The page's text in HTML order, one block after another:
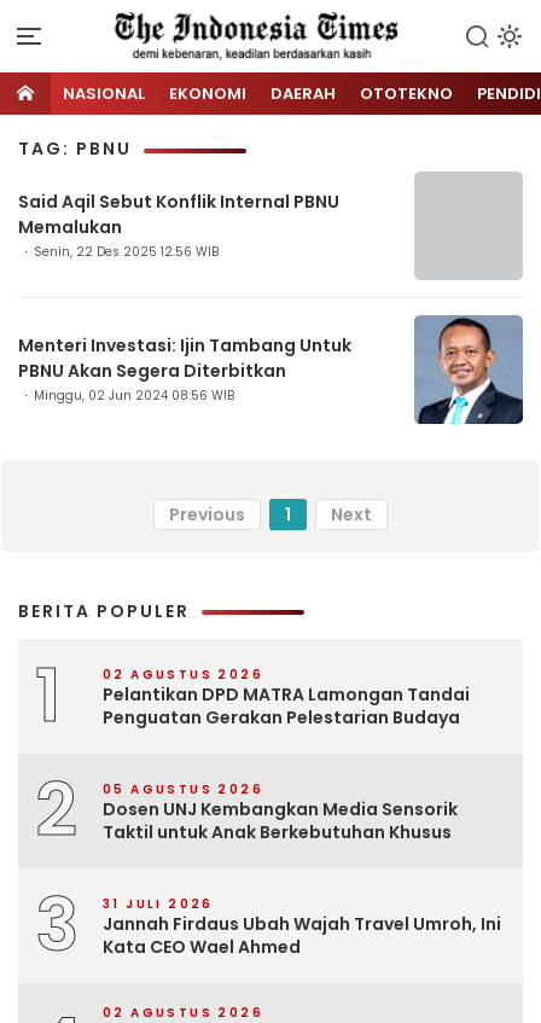
NASIONAL EKONOMI DAERAH OTOTEKNO
TAG: PBNU
Said Aqil Sebut Konflik Internal PBNU
Memalukan
Senin, 22 Des 2025 12:56 WIB
Menteri Investasi: Ijin Tambang Untuk
PBNU Akan Segera Diterbitkan
Minggu, 02 Jun 2024 08:56 WIB
Previous 1 Next
BERITA POPULER
1 02 AGUSTUS 2026
Pelantikan DPD MATRA Lamongan Tandai
Penguatan Gerakan Pelestarian Budaya
2 05 AGUSTUS 2026
Dosen UNJ Kembangkan Media Sensorik
Taktil untuk Anak Berkebutuhan Khusus
3 31 JULI 2026
Jannah Firdaus Ubah Wajah Travel Umroh, Ini
Kata CEO Wael Ahmed
02 AGUSTUS 2026